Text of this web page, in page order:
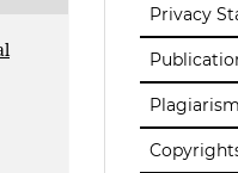
Privacy